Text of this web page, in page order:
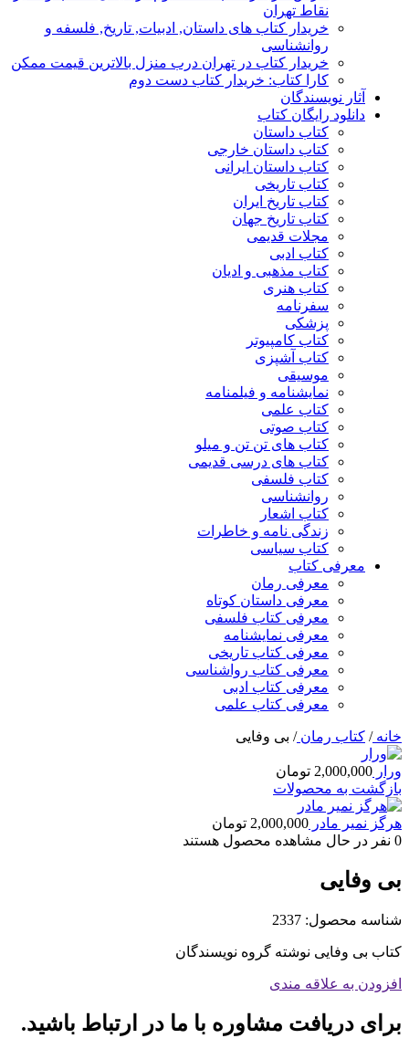
نقاط تهران
خریدار کتاب های داستان, ادبیات, تاریخ, فلسفه و
روانشناسی
خریدار کتاب در تهران درب منزل بالاترین قیمت ممکن
کارا کتاب: خریدار کتاب دست دوم
آثار نویسندگان
دانلود رایگان کتاب
کتاب داستان
کتاب داستان خارجی
کتاب داستان ایرانی
کتاب تاریخی
کتاب تاریخ ایران
کتاب تاریخ جهان
مجلات قدیمی
کتاب ادبی
کتاب مذهبی و ادیان
کتاب هنری
سفرنامه
پزشکی
کتاب کامپیوتر
کتاب آشپزی
موسیقی
نمایشنامه و فیلمنامه
کتاب علمی
کتاب صوتی
کتاب های تن تن و میلو
کتاب های درسی قدیمی
کتاب فلسفی
روانشناسی
کتاب اشعار
زندگی نامه و خاطرات
کتاب سیاسی
معرفی کتاب
معرفی رمان
معرفی داستان کوتاه
معرفی کتاب فلسفی
معرفی نمایشنامه
معرفی کتاب تاریخی
معرفی کتاب رواشناسی
معرفی کتاب ادبی
معرفی کتاب علمی
خانه/ کتاب رمان/ بی وفایی
ورار 2,000,000 تومان
بازگشت به محصولات
هرگز نمیر مادر 2,000,000 تومان
0 نفر در حال مشاهده محصول هستند
بی وفایی
شناسه محصول: 2337
کتاب بی وفایی نوشته گروه نویسندگان
افزودن به علاقه مندی
برای دریافت مشاوره با ما در ارتباط باشید.